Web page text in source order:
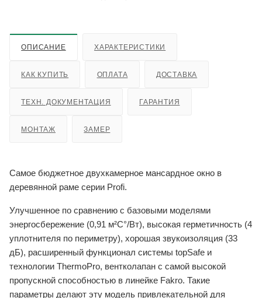
ОПИСАНИЕ ХАРАКТЕРИСТИКИ
КАК КУПИТЬ ОПЛАТА ДОСТАВКА
ТЕХН. ДОКУМЕНТАЦИЯ ГАРАНТИЯ
МОНТАЖ ЗАМЕР
Самое бюджетное двухкамерное мансардное окно в
деревянной раме серии Profi.
Улучшенное по сравнению с базовыми моделями
энергосбережение (0,91 м²С°/Вт), высокая герметичность (4
уплотнителя по периметру), хорошая звукоизоляция (33
дБ), расширенный функционал системы topSafe и
технологии ThermoPro, вентколапан с самой высокой
пропускной способностью в линейке Fakro. Такие
параметры делают эту модель привлекательной для